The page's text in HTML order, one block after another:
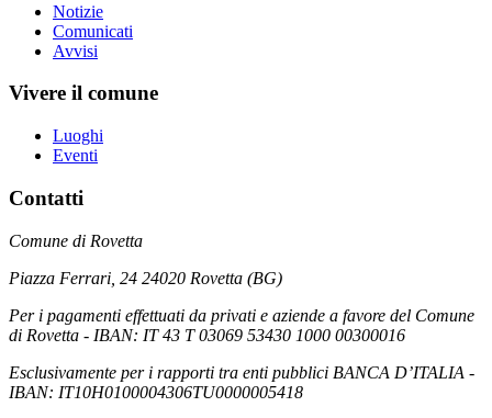
Notizie
Comunicati
Avvisi
Vivere il comune
Luoghi
Eventi
Contatti
Comune di Rovetta
Piazza Ferrari, 24 24020 Rovetta (BG)
Per i pagamenti effettuati da privati e aziende a favore del Comune
di Rovetta - IBAN: IT 43 T 03069 53430 1000 00300016
Esclusivamente per i rapporti tra enti pubblici BANCA D’ITALIA -
IBAN: IT10H0100004306TU0000005418